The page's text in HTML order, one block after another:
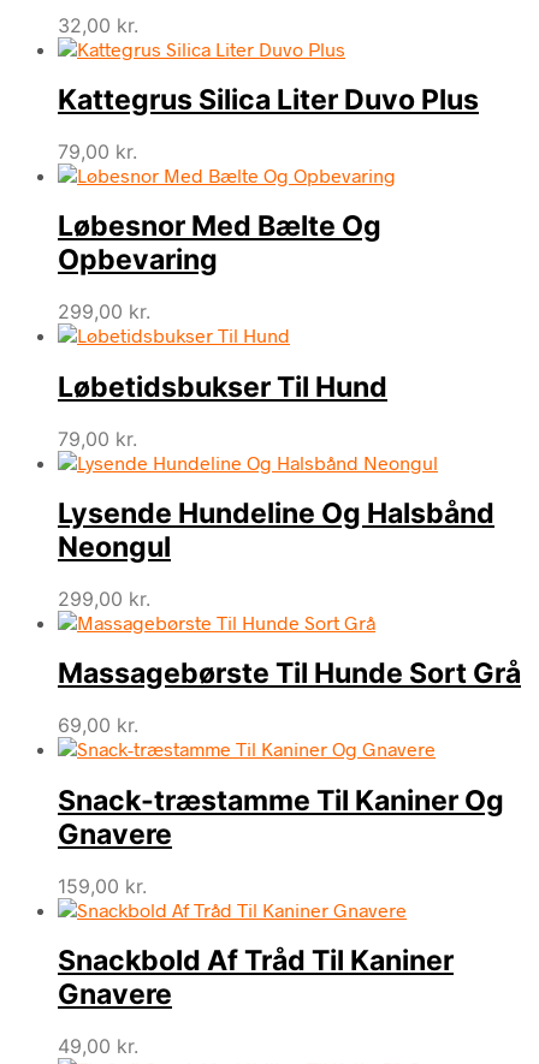
32,00 kr.
Kattegrus Silica Liter Duvo Plus
79,00 kr.
Løbesnor Med Bælte Og
Opbevaring
299,00 kr.
Løbetidsbukser Til Hund
79,00 kr.
Lysende Hundeline Og Halsbånd
Neongul
299,00 kr.
Massagebørste Til Hunde Sort Grå
69,00 kr.
Snack-træstamme Til Kaniner Og
Gnavere
159,00 kr.
Snackbold Af Tråd Til Kaniner
Gnavere
49,00 kr.